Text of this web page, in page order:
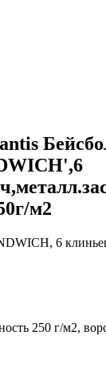
м2
6
250 г/м2,